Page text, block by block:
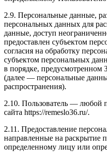
2.9. Персональные данные,
персональных данных для
данные, доступ
предоставлен субъектом
согласия на обработку
субъектом персональных
в порядке, предусмотренном
(далее — персональные
распространения).
2.10. Пользователь — любой
сайта https://remeslo36.ru/.
2.11. Предоставление
направленные на раскрытие
определенному лицу или